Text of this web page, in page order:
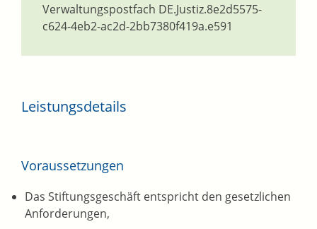
Verwaltungspostfach DE.Justiz.8e2d5575-
c624-4eb2-ac2d-2bb7380f419a.e591
Leistungsdetails
Voraussetzungen
Das Stiftungsgeschäft entspricht den gesetzlichen
Anforderungen,